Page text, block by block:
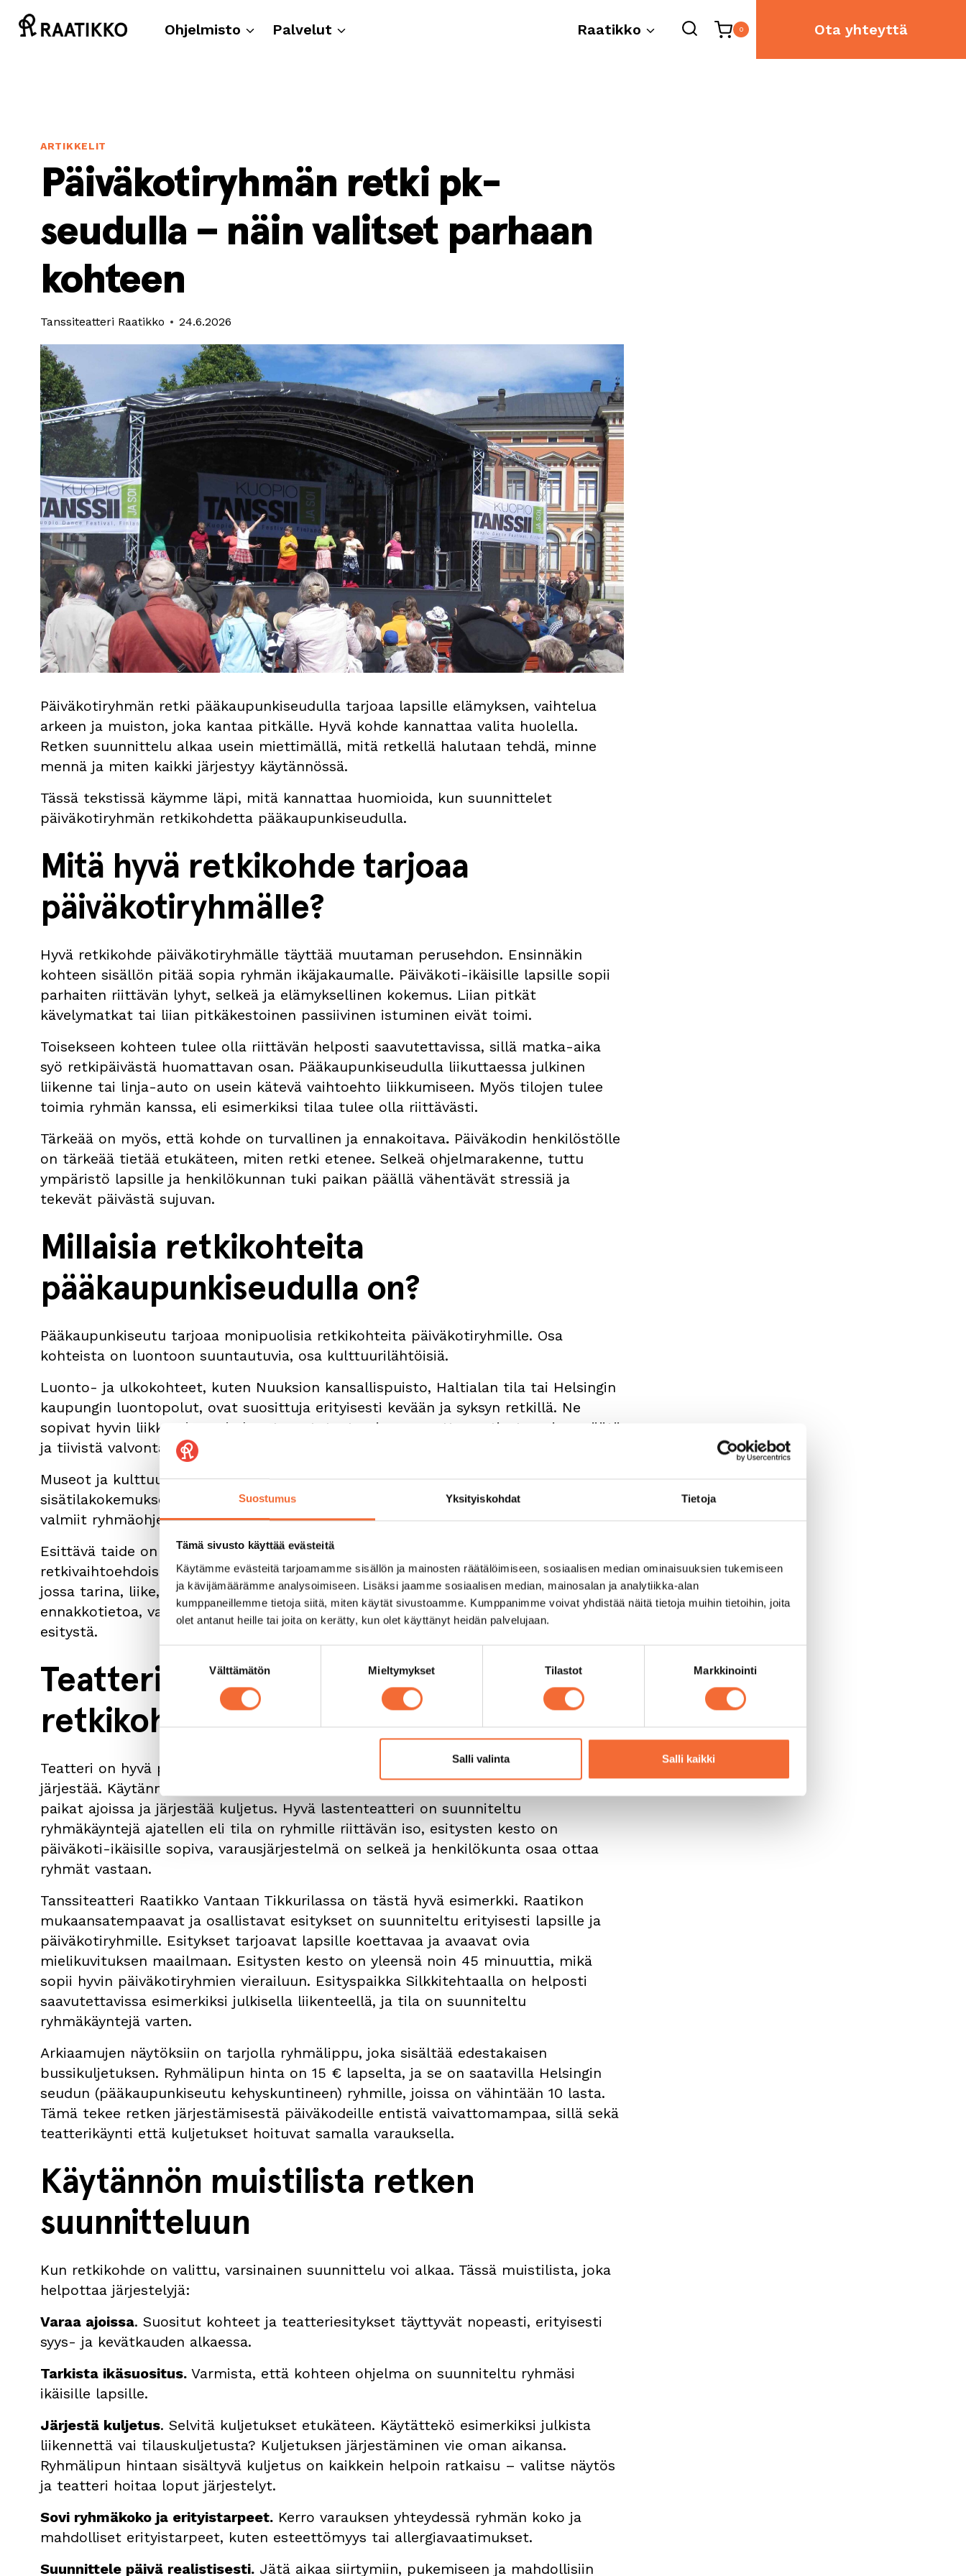
Suostumus Yksityiskohdat Tietoja
Tämä sivusto käyttää evästeitä
Käytämme evästeitä tarjoamamme sisällön ja mainosten räätälöimiseen, sosiaalisen median ominaisuuksien tukemiseen
ja kävijämäärämme analysoimiseen. Lisäksi jaamme sosiaalisen median, mainosalan ja analytiikka-alan
kumppaneillemme tietoja siitä, miten käytät sivustoamme. Kumppanimme voivat yhdistää näitä tietoja muihin tietoihin, joita
olet antanut heille tai joita on kerätty, kun olet käyttänyt heidän palvelujaan.
valinta
Välttämätön Mieltymykset Tilastot Markkinointi
Salli valinta Salli kaikki
Siirry
sisältöön
Ohjelmisto Palvelut Raatikko 0 Ota yhteyttä
ARTIKKELIT
Päiväkotiryhmän retki pk-
seudulla – näin valitset parhaan
kohteen
Tanssiteatteri Raatikko 24.6.2026
Päiväkotiryhmän retki pääkaupunkiseudulla tarjoaa lapsille elämyksen, vaihtelua
arkeen ja muiston, joka kantaa pitkälle. Hyvä kohde kannattaa valita huolella.
Retken suunnittelu alkaa usein miettimällä, mitä retkellä halutaan tehdä, minne
mennä ja miten kaikki järjestyy käytännössä.
Tässä tekstissä käymme läpi, mitä kannattaa huomioida, kun suunnittelet
päiväkotiryhmän retkikohdetta pääkaupunkiseudulla.
Mitä hyvä retkikohde tarjoaa
päiväkotiryhmälle?
Hyvä retkikohde päiväkotiryhmälle täyttää muutaman perusehdon. Ensinnäkin
kohteen sisällön pitää sopia ryhmän ikäjakaumalle. Päiväkoti-ikäisille lapsille sopii
parhaiten riittävän lyhyt, selkeä ja elämyksellinen kokemus. Liian pitkät
kävelymatkat tai liian pitkäkestoinen passiivinen istuminen eivät toimi.
Toisekseen kohteen tulee olla riittävän helposti saavutettavissa, sillä matka-aika
syö retkipäivästä huomattavan osan. Pääkaupunkiseudulla liikuttaessa julkinen
liikenne tai linja-auto on usein kätevä vaihtoehto liikkumiseen. Myös tilojen tulee
toimia ryhmän kanssa, eli esimerkiksi tilaa tulee olla riittävästi.
Tärkeää on myös, että kohde on turvallinen ja ennakoitava. Päiväkodin henkilöstölle
on tärkeää tietää etukäteen, miten retki etenee. Selkeä ohjelmarakenne, tuttu
ympäristö lapsille ja henkilökunnan tuki paikan päällä vähentävät stressiä ja
tekevät päivästä sujuvan.
Millaisia retkikohteita
pääkaupunkiseudulla on?
Pääkaupunkiseutu tarjoaa monipuolisia retkikohteita päiväkotiryhmille. Osa
kohteista on luontoon suuntautuvia, osa kulttuurilähtöisiä.
Luonto- ja ulkokohteet, kuten Nuuksion kansallispuisto, Haltialan tila tai Helsingin
kaupungin luontopolut, ovat suosittuja erityisesti kevään ja syksyn retkillä. Ne
sopivat hyvin liikkumiseen ja luontoon tutustumiseen, mutta vaativat sopivaa säätä
ja tiivistä valvontaa.
Museot ja kulttuurikohteet, kuten Heureka ja Luonnontieteellinen museo, tarjoavat
sisätilakokemuksen, joka toimii vuodenajasta riippumatta. Monissa museoissa on
valmiit ryhmäohjelmat päiväkodeille.
Esittävä taide on yksi vähiten hyödynnetyistä mutta vaikuttavimmista
retkivaihtoehdoista. Lastenteatteri tarjoaa lapselle kokonaisvaltaisen elämyksen,
jossa tarina, liike, musiikki ja visuaalisuus yhdistyvät. Se ei vaadi lapselta mitään
ennakkotietoa, vaan riittää, että istutaan alas ja katsotaan lapsille räätälöityä
esitystä.
Teatteri päiväkotiryhmän
retkikohteena
Teatteri on hyvä päiväkotiryhmän retkikohde, koska teatterivierailu on helppo
järjestää. Käytännössä tarvitsee vain valita sopiva lastenteatteri ja esitys, varata
paikat ajoissa ja järjestää kuljetus. Hyvä lastenteatteri on suunniteltu
ryhmäkäyntejä ajatellen eli tila on ryhmille riittävän iso, esitysten kesto on
päiväkoti-ikäisille sopiva, varausjärjestelmä on selkeä ja henkilökunta osaa ottaa
ryhmät vastaan.
Tanssiteatteri Raatikko Vantaan Tikkurilassa on tästä hyvä esimerkki. Raatikon
mukaansatempaavat ja osallistavat esitykset on suunniteltu erityisesti lapsille ja
päiväkotiryhmille. Esitykset tarjoavat lapsille koettavaa ja avaavat ovia
mielikuvituksen maailmaan. Esitysten kesto on yleensä noin 45 minuuttia, mikä
sopii hyvin päiväkotiryhmien vierailuun. Esityspaikka Silkkitehtaalla on helposti
saavutettavissa esimerkiksi julkisella liikenteellä, ja tila on suunniteltu
ryhmäkäyntejä varten.
Arkiaamujen näytöksiin on tarjolla ryhmälippu, joka sisältää edestakaisen
bussikuljetuksen. Ryhmälipun hinta on 15 € lapselta, ja se on saatavilla Helsingin
seudun (pääkaupunkiseutu kehyskuntineen) ryhmille, joissa on vähintään 10 lasta.
Tämä tekee retken järjestämisestä päiväkodeille entistä vaivattomampaa, sillä sekä
teatterikäynti että kuljetukset hoituvat samalla varauksella.
Käytännön muistilista retken
suunnitteluun
Kun retkikohde on valittu, varsinainen suunnittelu voi alkaa. Tässä muistilista, joka
helpottaa järjestelyjä:
Varaa ajoissa. Suositut kohteet ja teatteriesitykset täyttyvät nopeasti, erityisesti
syys- ja kevätkauden alkaessa.
Tarkista ikäsuositus. Varmista, että kohteen ohjelma on suunniteltu ryhmäsi
ikäisille lapsille.
Järjestä kuljetus. Selvitä kuljetukset etukäteen. Käytättekö esimerkiksi julkista
liikennettä vai tilauskuljetusta? Kuljetuksen järjestäminen vie oman aikansa.
Ryhmälipun hintaan sisältyvä kuljetus on kaikkein helpoin ratkaisu – valitse näytös
ja teatteri hoitaa loput järjestelyt.
Sovi ryhmäkoko ja erityistarpeet. Kerro varauksen yhteydessä ryhmän koko ja
mahdolliset erityistarpeet, kuten esteettömyys tai allergiavaatimukset.
Suunnittele päivä realistisesti. Jätä aikaa siirtymiin, pukemiseen ja mahdollisiin